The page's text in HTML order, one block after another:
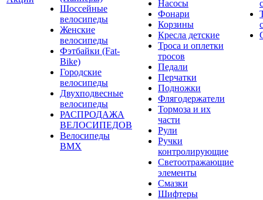
Шоссейные
велосипеды
Женские
велосипеды
Фэтбайки (Fat-
Bike)
Городские
велосипеды
Двухподвесные
велосипеды
РАСПРОДАЖА
ВЕЛОСИПЕДОВ
Велосипеды
BMX
Насосы
Фонари
Корзины
Кресла детские
Троса и оплетки
тросов
Педали
Перчатки
Подножки
Флягодержатели
Тормоза и их
части
Рули
Ручки
контролирующие
Светоотражающие
элементы
Смазки
Шифтеры